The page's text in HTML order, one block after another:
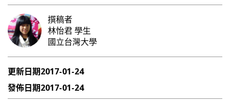
撰稿者
林怡君學生
國立台灣大學
更新日期2017-01-24
發佈日期2017-01-24